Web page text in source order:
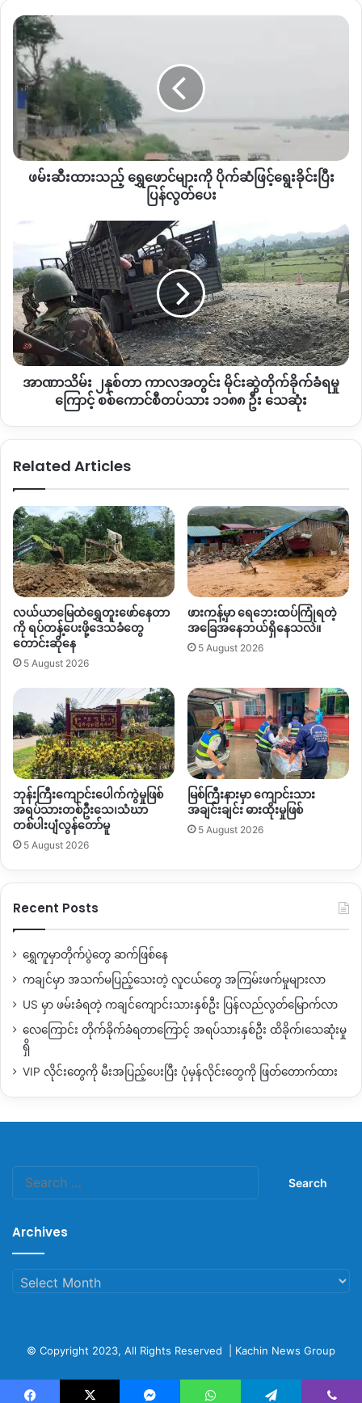
မှန်သမျှကိုရဲလက်မအပ်တော့ဘူး သူတို့ပဲကိုင်မယ်။
မယ်ဆိုပြီး အမိန့်ထုတ်ထားတယ်
ဖားကန့် စစ်ကောင်စီတပ်သည် လူငယ်လေးဦးကို
သည့်အပြင် ပြီးခဲ့သည့် မေလ ၆ရက်နေ့က ဆိုင်းတောင်ကျေးရွာ
မှော်ရှန်ရပ်ကွက်နေ ဦးမြင့်ဆွေ၏သားဖြစ်သူ ဓားထိုးသတ်ခံရပြီး
ယင်းပြစ်မှုကို ကျူးလွန်ထားသူများဟုလည်း စွပ်စွဲထားကြောင်း
ဒေသခံများထံမှ သိရသည်။
ဦးမင်းအောင် ဖမ်းဆီးခံရမှု၊ ၁၈ ရက်နေ့ ဆိုင်းဖရာရွာသား ၃၀
ဖမ်းဆီးခံရမှု၊ ၂၁ ရက်နေ့ မှော်(မဒဲန်ယန်)ရွာသား ၂၀၀ နီးပါး
ဖမ်းဆီးခံရမှု၊ ၂၆ ရက်နေ့ ဆန်ခါနှင့် မဇွပ်ယန် ရွာသား ၁၀၀ ကျော်
ဖမ်းဆီးမှုနှင့် ၂၉ ရက်နေ့တွင် မလန်းယန်ရွာသား ၂၉ ဦး ဖမ်းဆီးခံရ
မှု တို့ဖြစ်ပွားခဲ့သည်။ စစ်ကောင်စီတပ်၏ ဖမ်းဆီးခံရမှုရှိခဲ့သည်။
Copy URL
ဖမ်းဆီး
ထား
သ
ည့်
ရွှေ
ဖောင်
များ
ကို
ပိုက်ဆံ
ခိုင်း
လွတ်
ပေး
ဖမ်းဆီးထားသည့် ရွှေဖောင်များကို ပိုက်ဆံဖြင့်ရွေးခိုင်းပြီး
ပြန်လွတ်ပေး
တာ ကာလ
အတွင်း
မိုင်း
ဆွဲ
တိုက်ခိုက်
ရ
၁၁၈၈
အာဏာသိမ်း ၂နှစ်တာ ကာလအတွင်း မိုင်းဆွဲတိုက်ခိုက်ခံရမှု
ကြောင့် စစ်ကောင်စီတပ်သား ၁၁၈၈ ဦး သေဆုံး
Related Articles
လယ်ယာမြေထဲရွှေတူးဖော်နေတာ
ကို ရပ်တန့်ပေးဖို့ဒေသခံတွေ
တောင်းဆိုနေ
5 August 2026
ဖားကန့်မှာ ရေဘေးထပ်ကြုံရတဲ့
အခြေအနေဘယ်ရှိနေသလဲ။
5 August 2026
ဘုန်းကြီးကျောင်းပေါက်ကွဲမှုဖြစ်
အရပ်သားတစ်ဦးသေ၊သံဃာ
တစ်ပါးပျံလွန်တော်မူ
5 August 2026
မြစ်ကြီးနားမှာ ကျောင်းသား
အချင်းချင်း ဓားထိုးမှုဖြစ်
5 August 2026
Recent Posts
ရွှေကူမှာတိုက်ပွဲတွေ ဆက်ဖြစ်နေ
ကချင်မှာ အသက်မပြည့်သေးတဲ့ လူငယ်တွေ အကြမ်းဖက်မှုများလာ
US မှာ ဖမ်းခံရတဲ့ ကချင်ကျောင်းသားနှစ်ဦး ပြန်လည်လွတ်မြောက်လာ
လေကြောင်း တိုက်ခိုက်ခံရတာကြောင့် အရပ်သားနှစ်ဦး ထိခိုက်၊သေဆုံးမှု
ရှိ
VIP လိုင်းတွေကို မီးအပြည့်ပေးပြီး ပုံမှန်လိုင်းတွေကို ဖြတ်တောက်ထား
Archives
Archives
© Copyright 2023, All Rights Reserved | Kachin News Group